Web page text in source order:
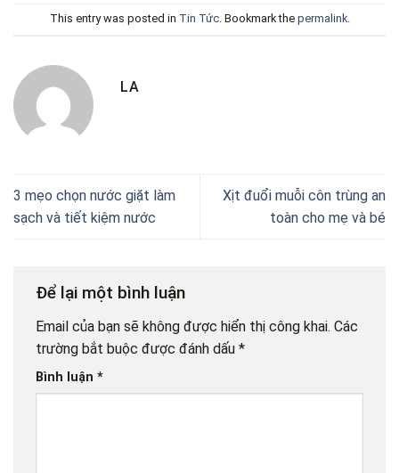
This entry was posted in Tin Tức. Bookmark the permalink.
LA
3 mẹo chọn nước giặt làm
sạch và tiết kiệm nước
Xịt đuổi muỗi côn trùng an
toàn cho mẹ và bé
Để lại một bình luận
Email của bạn sẽ không được hiển thị công khai. Các
trường bắt buộc được đánh dấu *
Bình luận *